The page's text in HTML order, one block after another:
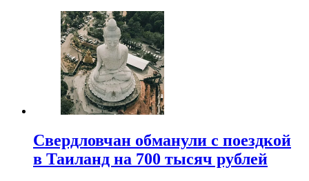
Свердловчан обманули с поездкой
в Таиланд на 700 тысяч рублей